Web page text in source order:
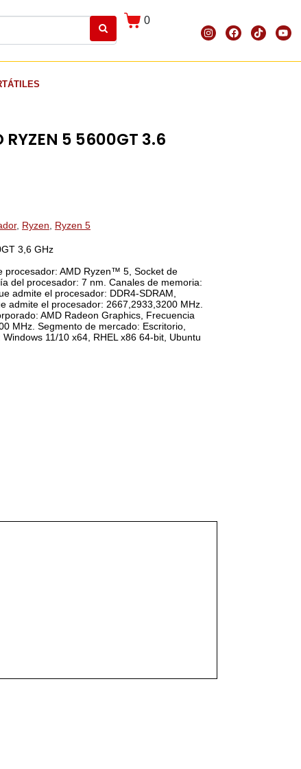
0
RYZEN 5 5600GT 3.6
, Ryzen Ryzen 5
3,6 GHz
procesador: AMD Ryzen™ 5, Socket de
del procesador: 7 nm. Canales de memoria:
admite el procesador: DDR4-SDRAM,
admite el procesador: 2667,2933,3200 MHz.
AMD Radeon Graphics, Frecuencia
MHz. Segmento de mercado: Escritorio,
11/10 x64, RHEL x86 64-bit, Ubuntu